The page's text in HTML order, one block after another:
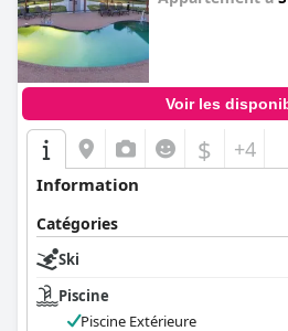
Voir les
$ +4
Information
Catégories
Ski
Piscine
Piscine Extérieure